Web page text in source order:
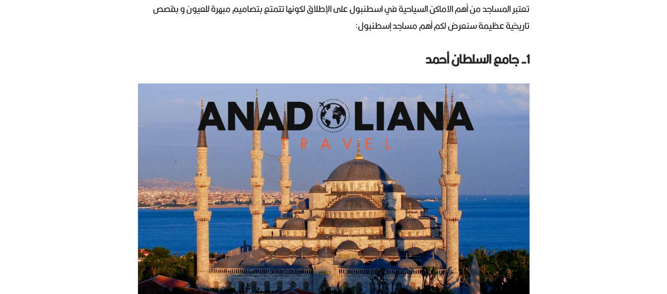
تعتبر المساجد من أهم الاماكن السياحية في اسطنبول على الإطلاق لكونها تتمتع بتصاميم مبهرة للعيون و بقصص
تاريخية عظيمة سنعرض لكم أهم مساجد إسطنبول:
1- جامع السلطان أحمد